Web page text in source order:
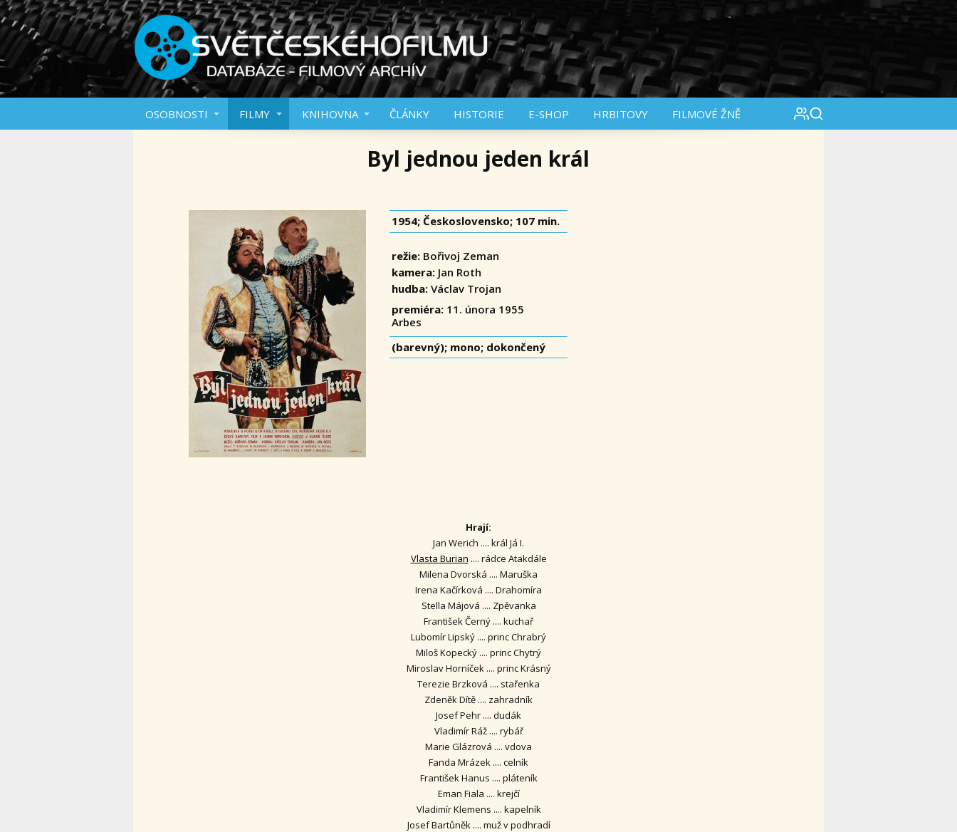
OSOBNOSTI FILMY KNIHOVNA ČLÁNKY HISTORIE E-SHOP HRBITOVY FILMOVÉ ŽNĚ
Byl jednou jeden král
1954; Československo; 107 min.
režie: Bořivoj Zeman
kamera:Jan Roth
hudba: Václav Trojan
premiéra: 11. února 1955
Arbes
(barevný); mono; dokončený
Hrají:
Jan Werich .... král Já I.
Vlasta Burian .... rádce Atakdále
Milena Dvorská .... Maruška
Irena Kačírková .... Drahomíra
Stella Májová .... Zpěvanka
František Černý .... kuchař
Lubomír Lipský .... princ Chrabrý
Miloš Kopecký .... princ Chytrý
Miroslav Horníček .... princ Krásný
Terezie Brzková .... stařenka
Zdeněk Dítě .... zahradník
Josef Pehr .... dudák
Vladimír Ráž .... rybář
Marie Glázrová .... vdova
Fanda Mrázek .... celník
František Hanus .... pláteník
Eman Fiala .... krejčí
Vladimír Klemens .... kapelník
Josef Bartůněk .... muž v podhradí